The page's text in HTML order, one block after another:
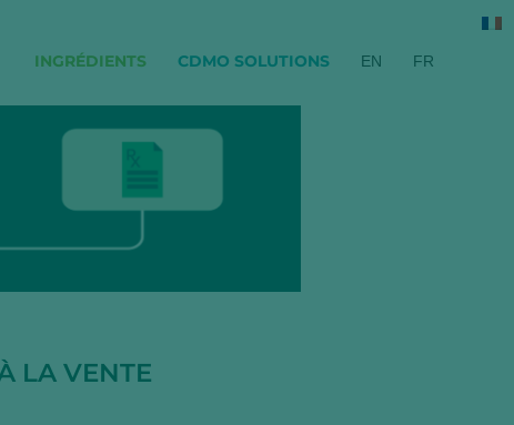
INGRÉDIENTS CDMO SOLUTIONS EN FR
LA VENTE